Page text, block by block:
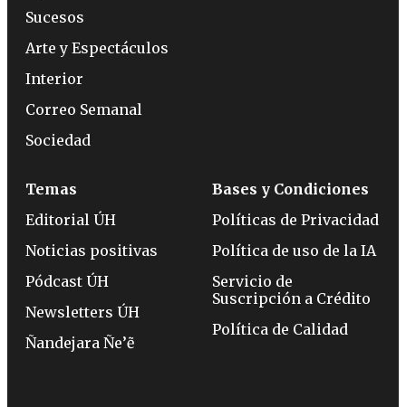
Sucesos
Arte y Espectáculos
Interior
Correo Semanal
Sociedad
Temas
Editorial ÚH
Noticias positivas
Pódcast ÚH
Newsletters ÚH
Ñandejara Ñe’ẽ
Bases y Condiciones
Políticas de Privacidad
Política de uso de la IA
Servicio de
Suscripción a Crédito
Política de Calidad